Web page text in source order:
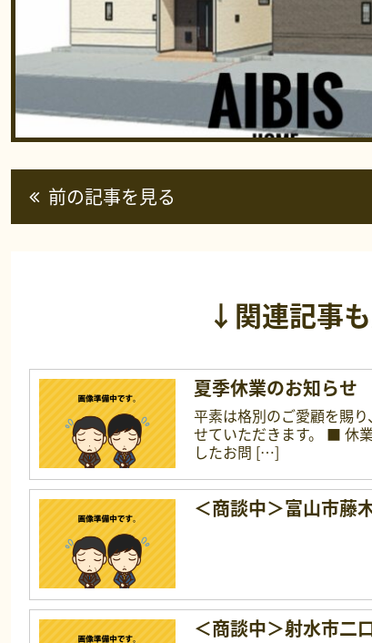
前の記事を見る
↓関連記事
夏季休業のお知らせ
平素は格別のご愛顧を賜
せていただきます。 ■ 休
したお問 […]
＜商談中＞富山市藤
＜商談中＞射水市二